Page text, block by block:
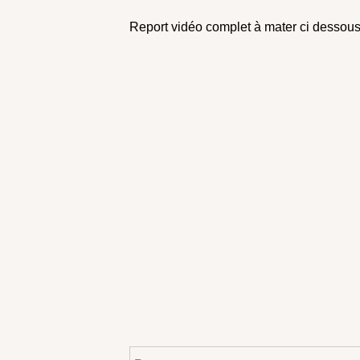
Report vidéo complet à mater ci